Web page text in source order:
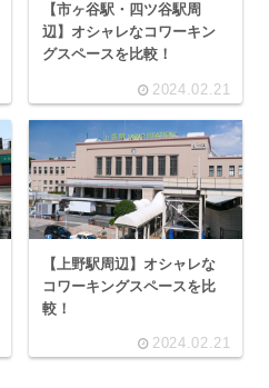
【市ヶ谷駅・四ツ谷駅周
辺】オシャレなコワーキン
グスペースを比較！
2024.02.21
【上野駅周辺】オシャレな
コワーキングスペースを比
較！
2024.02.21